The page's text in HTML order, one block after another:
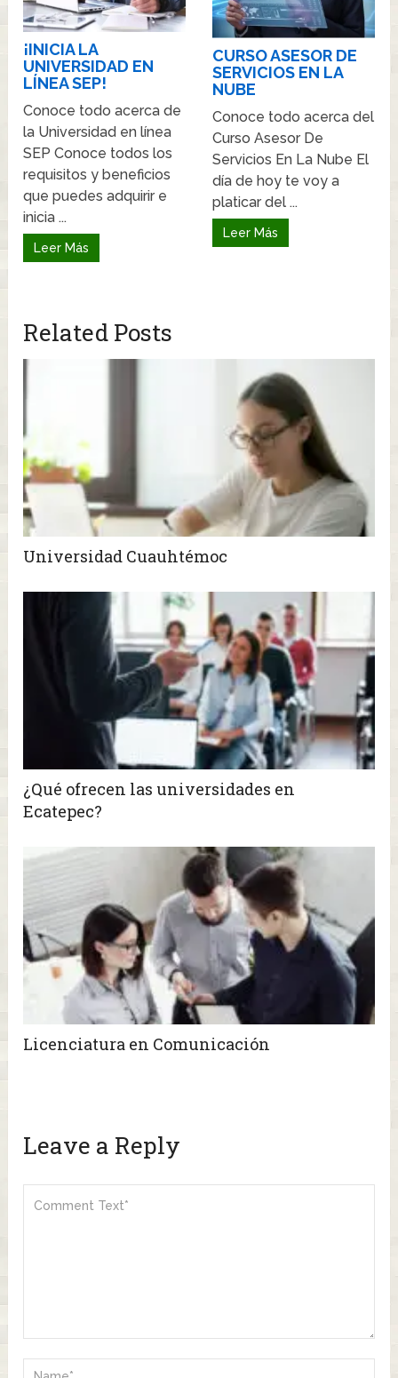
¡INICIA LA
UNIVERSIDAD EN
LÍNEA SEP!
Conoce todo acerca de
la Universidad en línea
SEP Conoce todos los
requisitos y beneficios
que puedes adquirir e
inicia ...
Leer Más
CURSO ASESOR DE
SERVICIOS EN LA
NUBE
Conoce todo acerca del
Curso Asesor De
Servicios En La Nube El
día de hoy te voy a
platicar del ...
Leer Más
Related Posts
Universidad Cuauhtémoc
¿Qué ofrecen las universidades en
Ecatepec?
Licenciatura en Comunicación
Leave a Reply